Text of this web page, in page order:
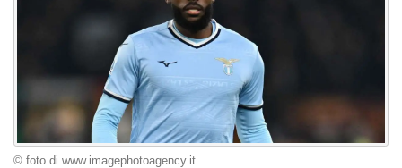
© foto di www.imagephotoagency.it